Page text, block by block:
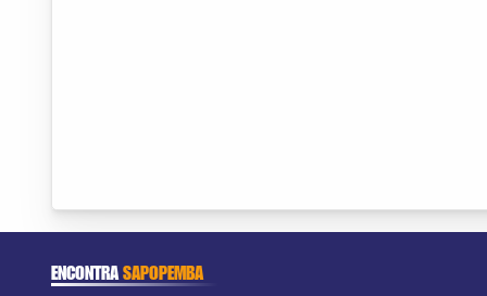
ENCONTRASAPOPEMBA